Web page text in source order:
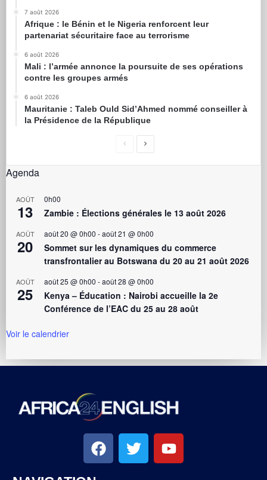
7 août 2026
Afrique : le Bénin et le Nigeria renforcent leur
partenariat sécuritaire face au terrorisme
6 août 2026
Mali : l’armée annonce la poursuite de ses opérations
contre les groupes armés
6 août 2026
Mauritanie : Taleb Ould Sid’Ahmed nommé conseiller à
la Présidence de la République
Agenda
AOÛT
13
0h00
Zambie : Élections générales le 13 août 2026
AOÛT
20
août 20 @ 0h00 -août 21 @ 0h00
Sommet sur les dynamiques du commerce
transfrontalier au Botswana du 20 au 21 août 2026
AOÛT
25
août 25 @ 0h00 -août 28 @ 0h00
Kenya – Éducation : Nairobi accueille la 2e
Conférence de l’EAC du 25 au 28 août
Voir le calendrier